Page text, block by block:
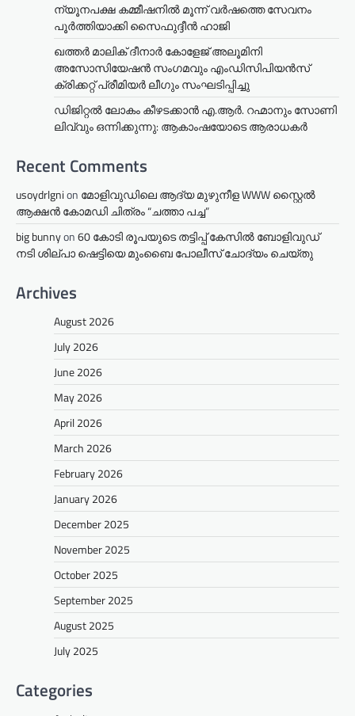
ന്യൂനപക്ഷ കമ്മീഷനിൽ മൂന്ന് വർഷത്തെ സേവനം
പൂർത്തിയാക്കി സൈഫുദ്ദീൻ ഹാജി
ഖത്തർ മാലിക് ദീനാർ കോളേജ് അലൂമിനി
അസോസിയേഷൻ സംഗമവും എംഡിസിപിയൻസ്
ക്രിക്കറ്റ് പ്രീമിയർ ലീഗും സംഘടിപ്പിച്ചു
ഡിജിറ്റൽ ലോകം കീഴടക്കാൻ എ.ആർ. റഹ്മാനും സോണി
ലിവ്വും ഒന്നിക്കുന്നു: ആകാംഷയോടെ ആരാധകർ
Recent Comments
usoydrlgnion മോളിവുഡിലെ ആദ്യ മുഴുനീള WWW സ്റ്റൈൽ
ആക്ഷൻ കോമഡി ചിത്രം “ചത്താ പച്ച”
big bunnyon60 കോടി രൂപയുടെ തട്ടിപ്പ് കേസിൽ ബോളിവുഡ്
നടി ശില്പാ ഷെട്ടിയെ മുംബൈ പോലീസ് ചോദ്യം ചെയ്തു
Archives
August 2026
July 2026
June 2026
May 2026
April 2026
March 2026
February 2026
January 2026
December 2025
November 2025
October 2025
September 2025
August 2025
July 2025
Categories